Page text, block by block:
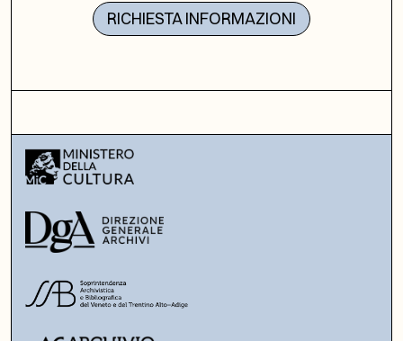
RICHIESTA INFORMAZIONI